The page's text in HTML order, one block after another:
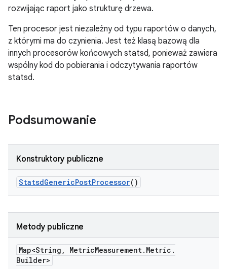
rozwijając raport jako strukturę drzewa.
Ten procesor jest niezależny od typu raportów o danych,
z którymi ma do czynienia. Jest też klasą bazową dla
innych procesorów końcowych statsd, ponieważ zawiera
wspólny kod do pobierania i odczytywania raportów
statsd.
Podsumowanie
Konstruktory publiczne
StatsdGenericPostProcessor()
Metody publiczne
Map<String , MetricMeasurement. Metric .
Builder>